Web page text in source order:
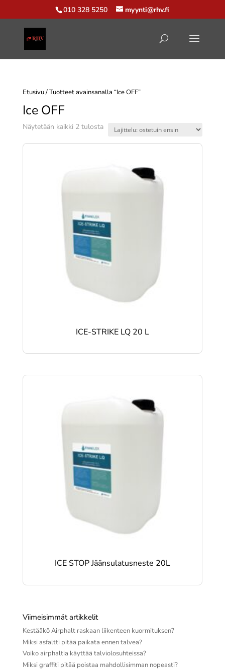
010 328 5250 myynti@rhv.fi
Etusivu/ Tuotteet avainsanalla “Ice OFF”
Ice OFF
Näytetään kaikki 2 tulostaSuosituimmat
ensin
ICE-STRIKE LQ 20 L
ICE STOP Jäänsulatusneste 20L
Viimeisimmät artikkelit
Kestääkö Airphalt raskaan liikenteen kuormituksen?
Miksi asfaltti pitää paikata ennen talvea?
Voiko airphaltia käyttää talviolosuhteissa?
Miksi graffiti pitää poistaa mahdollisimman nopeasti?